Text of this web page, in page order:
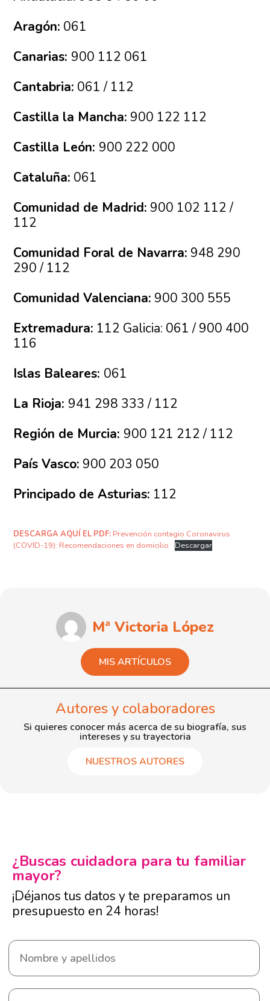
Aragón: 061
Canarias: 900 112 061
Cantabria: 061 / 112
Castilla la Mancha: 900 122 112
Castilla León: 900 222 000
Cataluña: 061
Comunidad de Madrid: 900 102 112 /
112
Comunidad Foral de Navarra: 948 290
290 / 112
Comunidad Valenciana: 900 300 555
Extremadura: 112 Galicia: 061 / 900 400
116
Islas Baleares: 061
La Rioja: 941 298 333 / 112
Región de Murcia: 900 121 212 / 112
País Vasco: 900 203 050
Principado de Asturias: 112
DESCARGA AQUÍ EL PDF: Prevención contagio Coronavirus
(COVID-19): Recomendaciones en domicilio
Descargar
Mª Victoria López
MIS ARTÍCULOS
Autores y colaboradores
Si quieres conocer más acerca de su biografía, sus
intereses y su trayectoria
NUESTROS AUTORES
¿Buscas cuidadora para tu familiar
mayor?
¡Déjanos tus datos y te preparamos un
presupuesto en 24 horas!